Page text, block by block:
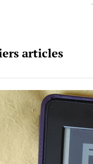
articles